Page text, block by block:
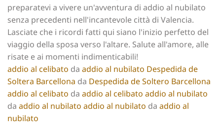
preparatevi a vivere un'avventura di addio al nubilato
senza precedenti nell'incantevole città di Valencia.
Lasciate che i ricordi fatti qui siano l'inizio perfetto del
viaggio della sposa verso l'altare. Salute all'amore, alle
risate e ai momenti indimenticabili!
addio al celibato da addio al nubilato Despedida de
Soltera Barcellona da Despedida de Soltero Barcellona
addio al celibato da addio al celibato addio al nubilato
da addio al nubilato addio al nubilato da addio al
nubilato